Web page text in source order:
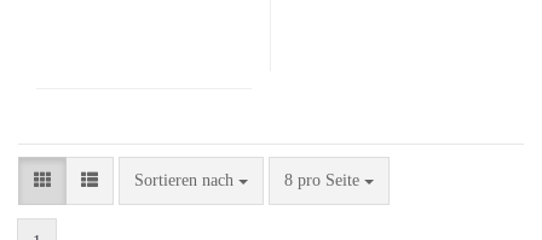
Sortieren nach
Sortieren nach 8 pro Seite
pro Seite